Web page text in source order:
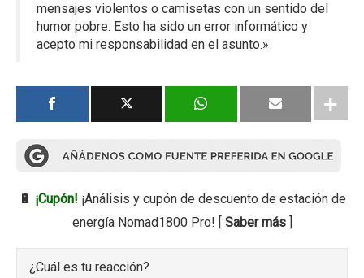
mensajes violentos o camisetas con un sentido del
humor pobre. Esto ha sido un error informático y
acepto mi responsabilidad en el asunto.»
🔋 ¡Cupón! ¡Análisis y cupón de descuento de estación de
energía Nomad1800 Pro! [ Saber más]
¿Cuál es tu reacción?